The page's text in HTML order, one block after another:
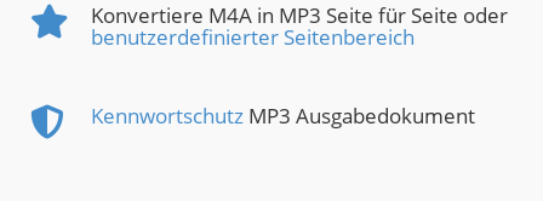
Konvertiere M4A in MP3 Seite für Seite oder
benutzerdefinierter Seitenbereich
Kennwortschutz MP3 Ausgabedokument